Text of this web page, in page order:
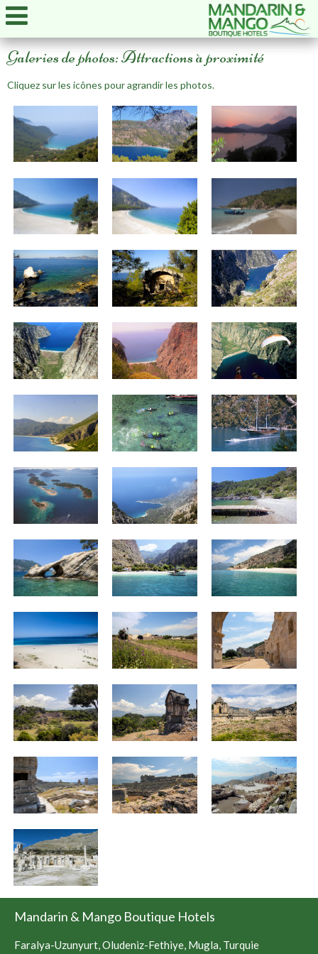
Galeries de photos: Attractions à proximité
Cliquez sur les icônes pour agrandir les photos.
Mandarin & Mango Boutique Hotels
Faralya-Uzunyurt, Oludeniz-Fethiye, Mugla, Turquie